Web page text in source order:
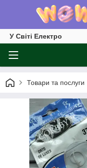
У Світі Електро
Товари та послуги